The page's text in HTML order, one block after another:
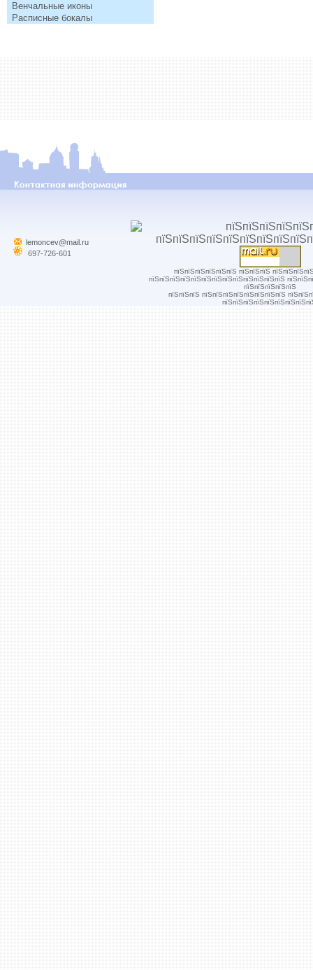
Венчальные иконы
Расписные бокалы
lemoncev@mail.ru
697-726-601
пїЅпїЅпїЅпїЅпїЅпїЅ пїЅпїЅпїЅ
пїЅпїЅпїЅпїЅпїЅпїЅпїЅпїЅпїЅпїЅпїЅпїЅпїЅ
пїЅпїЅпїЅпїЅпїЅ
пїЅпїЅпїЅ пїЅпїЅпїЅпїЅпїЅпїЅпїЅпїЅ